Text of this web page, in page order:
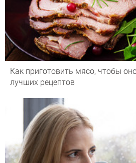
Как приготовить мясо, чтобы
лучших рецептов